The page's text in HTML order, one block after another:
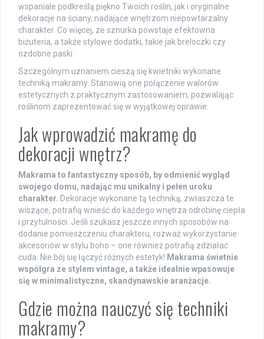
wspaniale podkreślą piękno Twoich roślin, jak i oryginalne
dekoracje na ściany, nadające wnętrzom niepowtarzalny
charakter. Co więcej, ze sznurka powstaje efektowna
biżuteria, a także stylowe dodatki, takie jak breloczki czy
ozdobne paski.
Szczególnym uznaniem cieszą się kwietniki wykonane
techniką makramy. Stanowią one połączenie walorów
estetycznych z praktycznym zastosowaniem, pozwalając
roślinom zaprezentować się w wyjątkowej oprawie.
Jak wprowadzić makramę do
dekoracji wnętrz?
Makrama to fantastyczny sposób, by odmienić wygląd
swojego domu, nadając mu unikalny i pełen uroku
charakter. Dekoracje wykonane tą techniką, zwłaszcza te
wiszące, potrafią wnieść do każdego wnętrza odrobinę ciepła
i przytulności. Jeśli szukasz jeszcze innych sposobów na
dodanie pomieszczeniu charakteru, rozważ wykorzystanie
akcesoriów w stylu boho – one również potrafią zdziałać
cuda. Nie bój się łączyć różnych estetyk! Makrama świetnie
współgra ze stylem vintage, a także idealnie wpasowuje
się w minimalistyczne, skandynawskie aranżacje.
Gdzie można nauczyć się techniki
makramy?